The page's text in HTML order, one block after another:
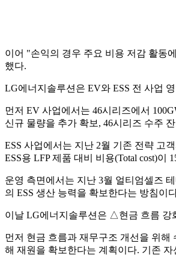
이어 "손익의 경우 주요 비용 저감 활동
했다.
LG에너지솔루션은 EV와 ESS 전 사업
먼저 EV 사업에서는 46시리즈에서
신규 물량을 추가 확보, 46시리즈 수주
ESS 사업에서는 지난 2월 기존 전략 고
ESS용 LFP 제품 대비 비용(Total cost)이
운영 측면에서는 지난 3월 얼티엄셀즈
의 ESS 생산 능력을 확보한다는 방침이
이날 LG에너지솔루션은 △현금 흐름
먼저 현금 흐름과 재무구조 개선을 위해
해 재원을 확보한다는 계획이다. 기존